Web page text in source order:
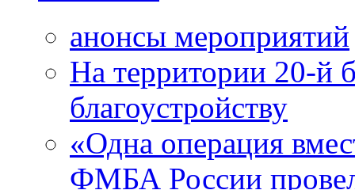
анонсы мероприятий
На территории 20-й
благоустройству
«Одна операция
ФМБА России